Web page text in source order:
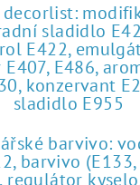
sladidlo
E422,
E486,
konzervant
sladidlo E955
barvivo:
barvivo (E133,
regulátor